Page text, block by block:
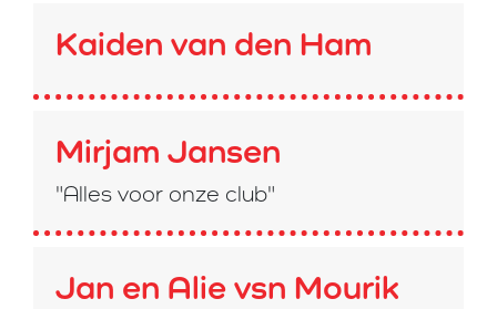
Kaiden van den Ham
Mirjam Jansen
"Alles voor onze club"
Jan en Alie vsn Mourik